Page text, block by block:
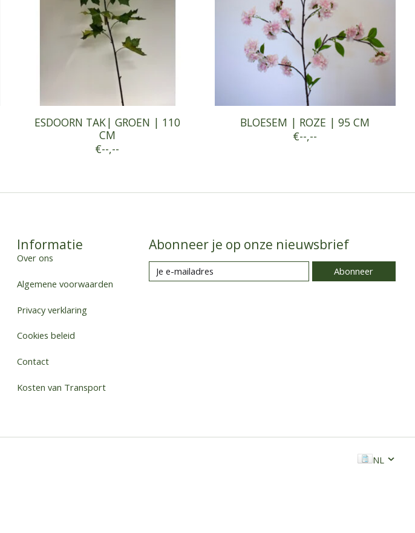
ESDOORN TAK| GROEN | 110
CM
€--,--
BLOESEM | ROZE | 95 CM
€--,--
Informatie
Over ons
Algemene voorwaarden
Privacy verklaring
Cookies beleid
Contact
Kosten van Transport
Abonneer je op onze nieuwsbrief
Abonneer
NL